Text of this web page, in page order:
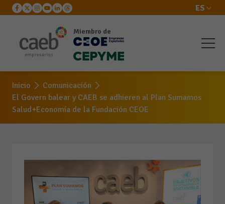
ES
Miembro de
Inicio
Comunicación
El Govern balear y CAEB se adhieren al Plan Sumamos
Salud+Economía de la Fundación CEOE